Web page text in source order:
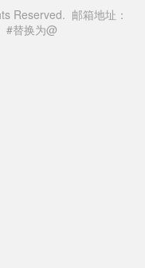
Reserved. 邮箱地址：
#替换为@